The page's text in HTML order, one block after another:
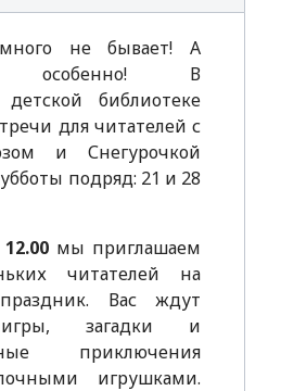
не бывает! А
особенно! В
библиотеке
для читателей с
и Снегурочкой
подряд: 21 и 28
мы приглашаем
читателей на
Вас ждут
загадки и
приключения
игрушками.